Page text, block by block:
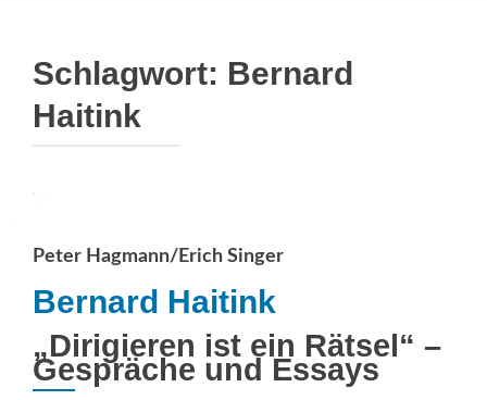
Schlagwort: Bernard
Haitink
Peter Hagmann/Erich Singer
Bernard Haitink
„Dirigieren ist ein Rätsel“ –
Gespräche und Essays